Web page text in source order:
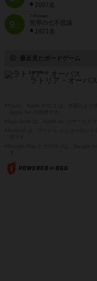
2007名
9位
7 Wonders
世界の七不思議
1921名
最近見たボードゲーム
Latria opus
ラトリア・オーパス